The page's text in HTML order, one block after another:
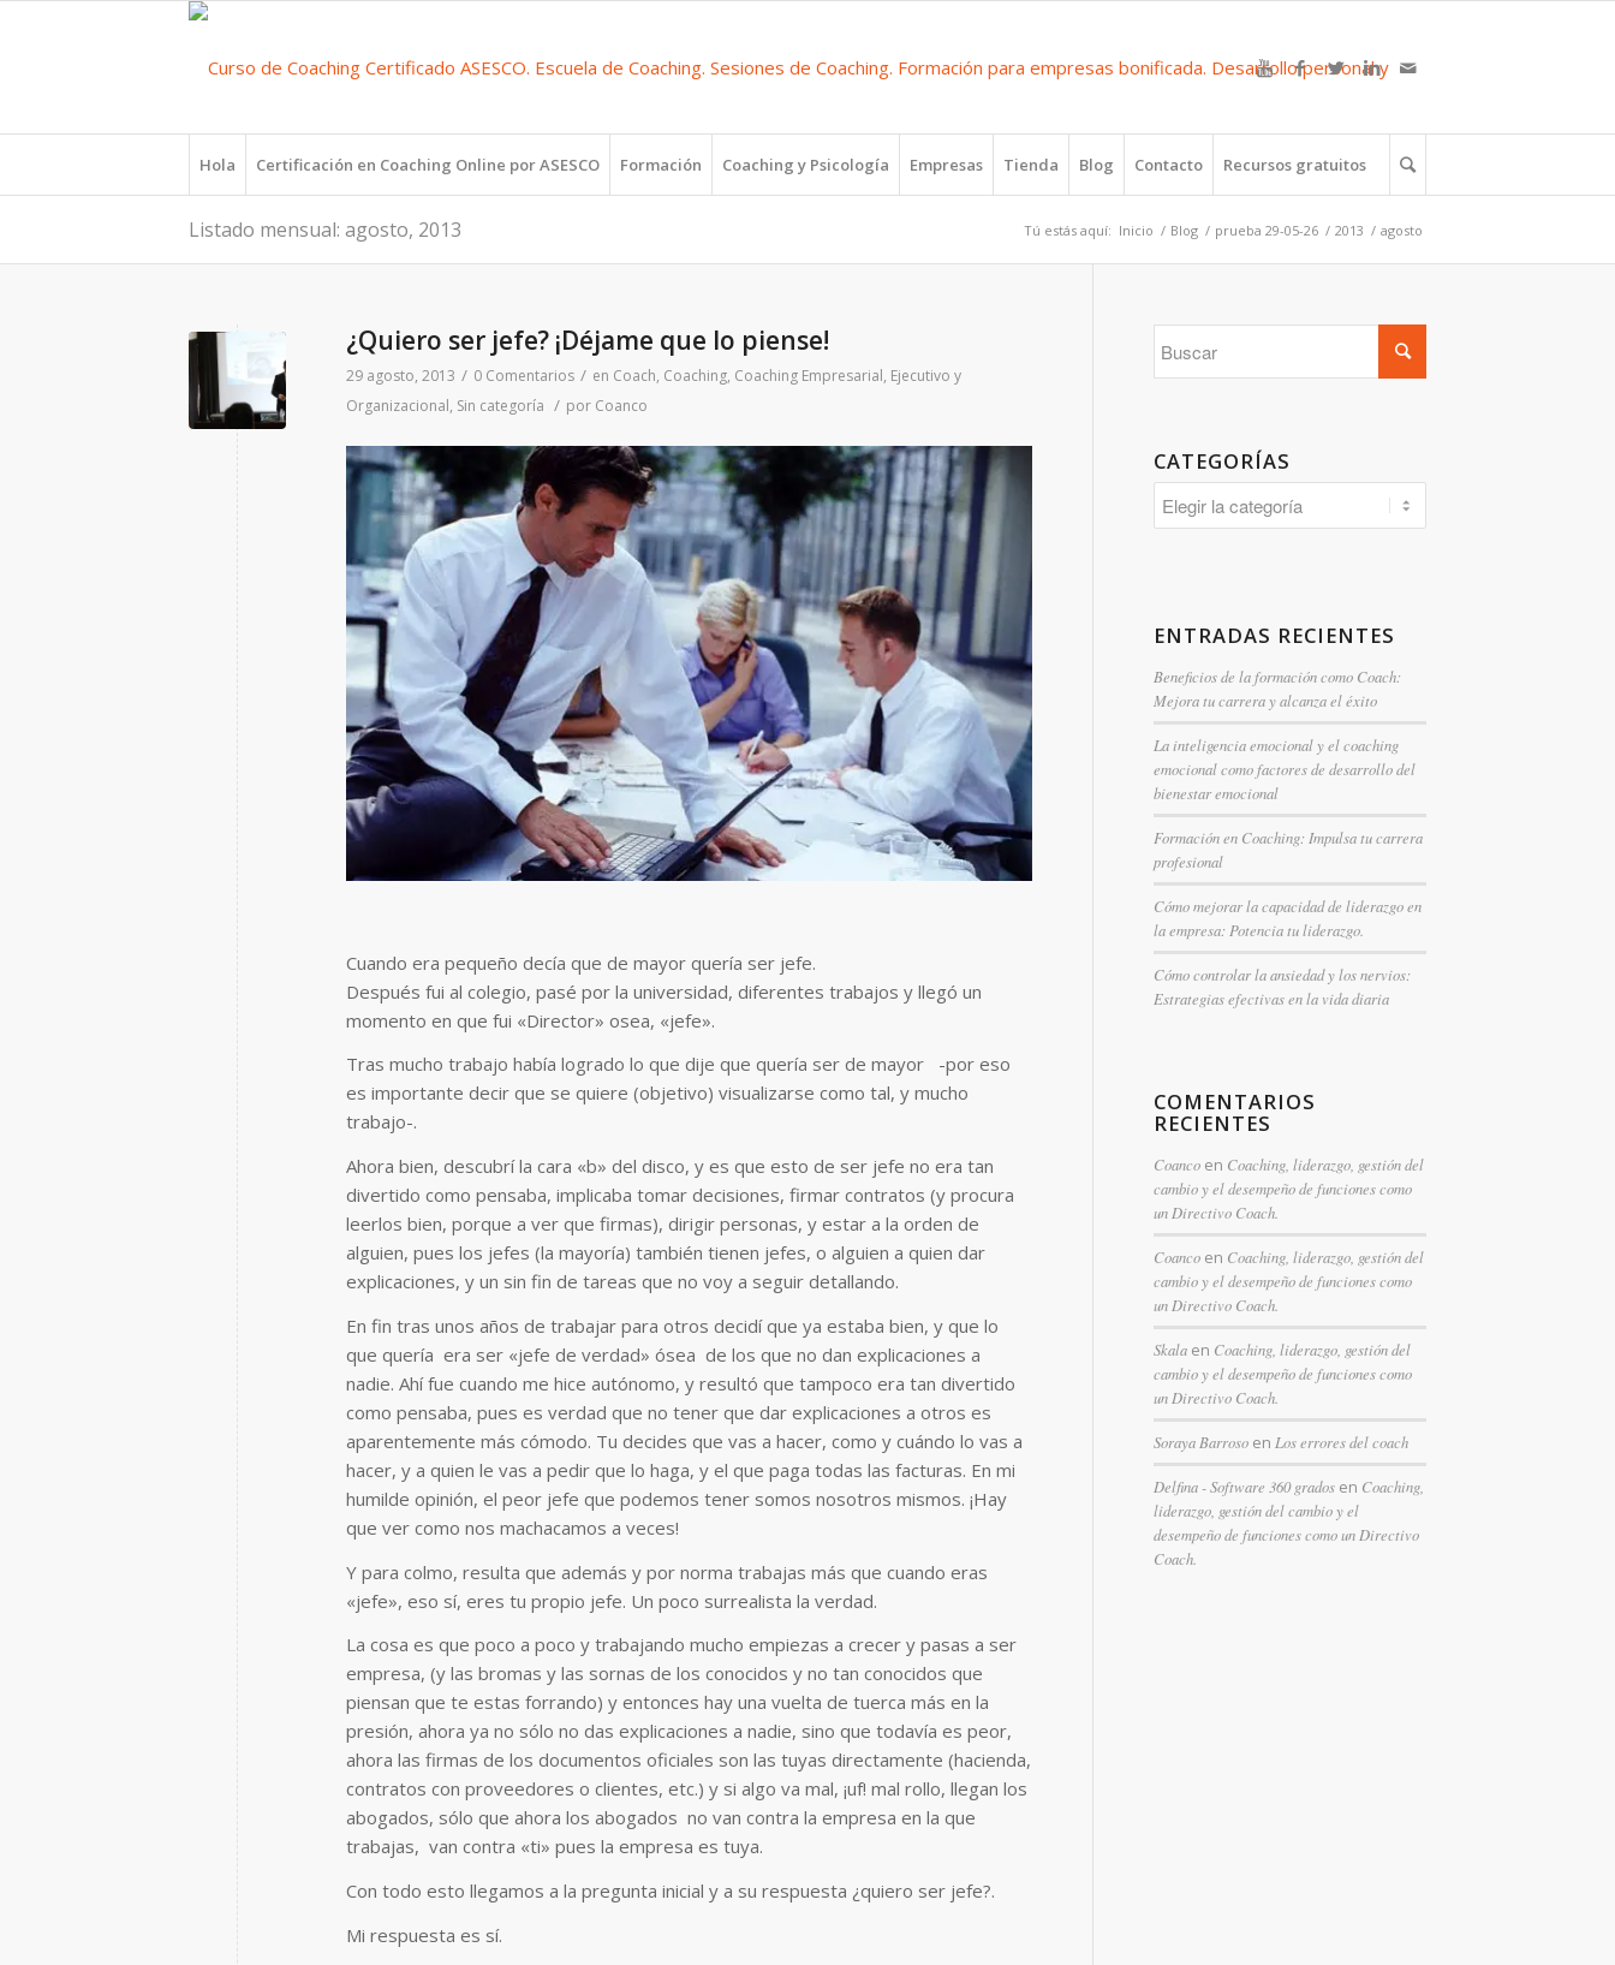
Hola Certificación en Coaching Online por ASESCO Formación Coaching y Psicología Empresas Tienda Blog Contacto Recursos gratuitos
Listado mensual: agosto, 2013 Tú estás aquí: Inicio / Blog / prueba 29-05-26 / 2013 / agosto
¿Quiero ser jefe? ¡Déjame que lo piense!
29 agosto, 2013 / 0 Comentarios / en Coach, Coaching, Coaching Empresarial, Ejecutivo y
Organizacional, Sin categoría / por Coanco
Cuando era pequeño decía que de mayor quería ser jefe.
Después fui al colegio, pasé por la universidad, diferentes trabajos y llegó un
momento en que fui «Director» osea, «jefe».
Tras mucho trabajo había logrado lo que dije que quería ser de mayor -por eso
es importante decir que se quiere (objetivo) visualizarse como tal, y mucho
trabajo-.
Ahora bien, descubrí la cara «b» del disco, y es que esto de ser jefe no era tan
divertido como pensaba, implicaba tomar decisiones, firmar contratos (y procura
leerlos bien, porque a ver que firmas), dirigir personas, y estar a la orden de
alguien, pues los jefes (la mayoría) también tienen jefes, o alguien a quien dar
explicaciones, y un sin fin de tareas que no voy a seguir detallando.
En fin tras unos años de trabajar para otros decidí que ya estaba bien, y que lo
que quería era ser «jefe de verdad» ósea de los que no dan explicaciones a
nadie. Ahí fue cuando me hice autónomo, y resultó que tampoco era tan divertido
como pensaba, pues es verdad que no tener que dar explicaciones a otros es
aparentemente más cómodo. Tu decides que vas a hacer, como y cuándo lo vas a
hacer, y a quien le vas a pedir que lo haga, y el que paga todas las facturas. En mi
humilde opinión, el peor jefe que podemos tener somos nosotros mismos. ¡Hay
que ver como nos machacamos a veces!
Y para colmo, resulta que además y por norma trabajas más que cuando eras
«jefe», eso sí, eres tu propio jefe. Un poco surrealista la verdad.
La cosa es que poco a poco y trabajando mucho empiezas a crecer y pasas a ser
empresa, (y las bromas y las sornas de los conocidos y no tan conocidos que
piensan que te estas forrando) y entonces hay una vuelta de tuerca más en la
presión, ahora ya no sólo no das explicaciones a nadie, sino que todavía es peor,
ahora las firmas de los documentos oficiales son las tuyas directamente (hacienda,
contratos con proveedores o clientes, etc.) y si algo va mal, ¡uf! mal rollo, llegan los
abogados, sólo que ahora los abogados no van contra la empresa en la que
trabajas, van contra «ti» pues la empresa es tuya.
Con todo esto llegamos a la pregunta inicial y a su respuesta ¿quiero ser jefe?.
Mi respuesta es sí.
CATEGORÍAS
ENTRADAS RECIENTES
Beneficios de la formación como Coach:
Mejora tu carrera y alcanza el éxito
La inteligencia emocional y el coaching
emocional como factores de desarrollo del
bienestar emocional
Formación en Coaching: Impulsa tu carrera
profesional
Cómo mejorar la capacidad de liderazgo en
la empresa: Potencia tu liderazgo.
Cómo controlar la ansiedad y los nervios:
Estrategias efectivas en la vida diaria
COMENTARIOS
RECIENTES
Coancoen Coaching, liderazgo, gestión del
cambio y el desempeño de funciones como
un Directivo Coach.
Coancoen Coaching, liderazgo, gestión del
cambio y el desempeño de funciones como
un Directivo Coach.
Skalaen Coaching, liderazgo, gestión del
cambio y el desempeño de funciones como
un Directivo Coach.
Soraya Barrosoen Los errores del coach
Delfina - Software 360 gradosen Coaching,
liderazgo, gestión del cambio y el
desempeño de funciones como un Directivo
Coach.